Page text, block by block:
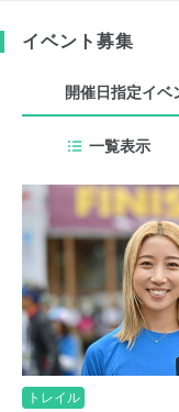
イベント募集
開催日指定イベ
一覧表示
トレイル